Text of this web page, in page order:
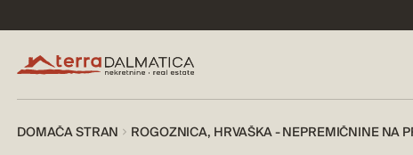
DOMAČA STRAN ROGOZNICA, HRVAŠKA - NEPREMIČNINE NA